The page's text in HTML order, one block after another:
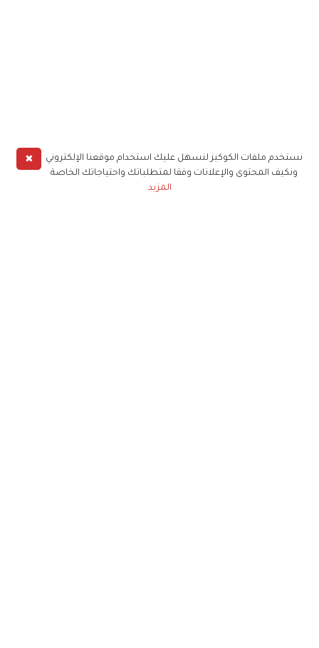
✖
نستخدم ملفات الكوكيز لنسهل عليك استخدام موقعنا الإلكتروني
ونكيف المحتوى والإعلانات وفقا لمتطلباتك واحتياجاتك الخاصة
المزيد